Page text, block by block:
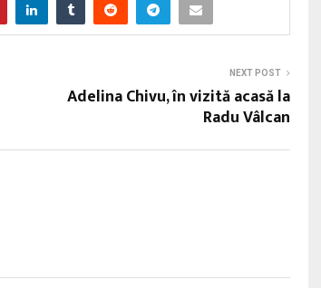
NEXT POST
Adelina Chivu, în vizită acasă la
Radu Vâlcan